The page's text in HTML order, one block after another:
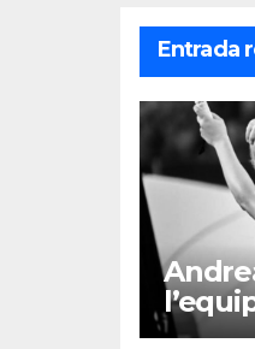
Entrada